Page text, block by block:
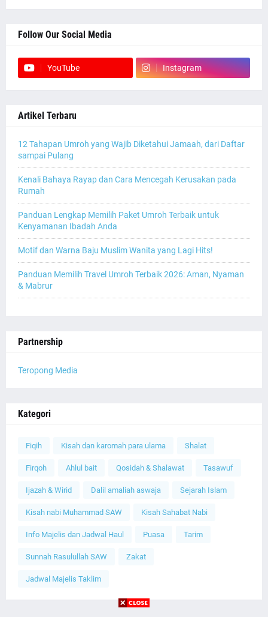
Follow Our Social Media
YouTube Instagram
Artikel Terbaru
12 Tahapan Umroh yang Wajib Diketahui Jamaah, dari Daftar
sampai Pulang
Kenali Bahaya Rayap dan Cara Mencegah Kerusakan pada
Rumah
Panduan Lengkap Memilih Paket Umroh Terbaik untuk
Kenyamanan Ibadah Anda
Motif dan Warna Baju Muslim Wanita yang Lagi Hits!
Panduan Memilih Travel Umroh Terbaik 2026: Aman, Nyaman
& Mabrur
Partnership
Teropong Media
Kategori
Fiqih Kisah dan karomah para ulama Shalat
Firqoh Ahlul bait Qosidah & Shalawat Tasawuf
Ijazah & Wirid Dalil amaliah aswaja Sejarah Islam
Kisah nabi Muhammad SAW Kisah Sahabat Nabi
Info Majelis dan Jadwal Haul Puasa Tarim
Sunnah Rasulullah SAW Zakat
Jadwal Majelis Taklim